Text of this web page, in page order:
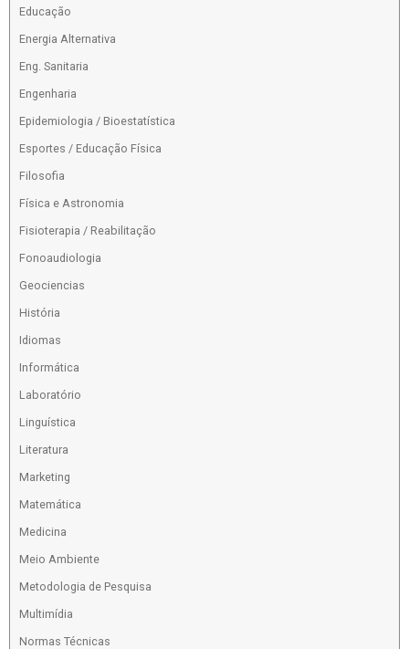
Educação
Energia Alternativa
Eng. Sanitaria
Engenharia
Epidemiologia / Bioestatística
Esportes / Educação Física
Filosofia
Física e Astronomia
Fisioterapia / Reabilitação
Fonoaudiologia
Geociencias
História
Idiomas
Informática
Laboratório
Linguística
Literatura
Marketing
Matemática
Medicina
Meio Ambiente
Metodologia de Pesquisa
Multimídia
Normas Técnicas